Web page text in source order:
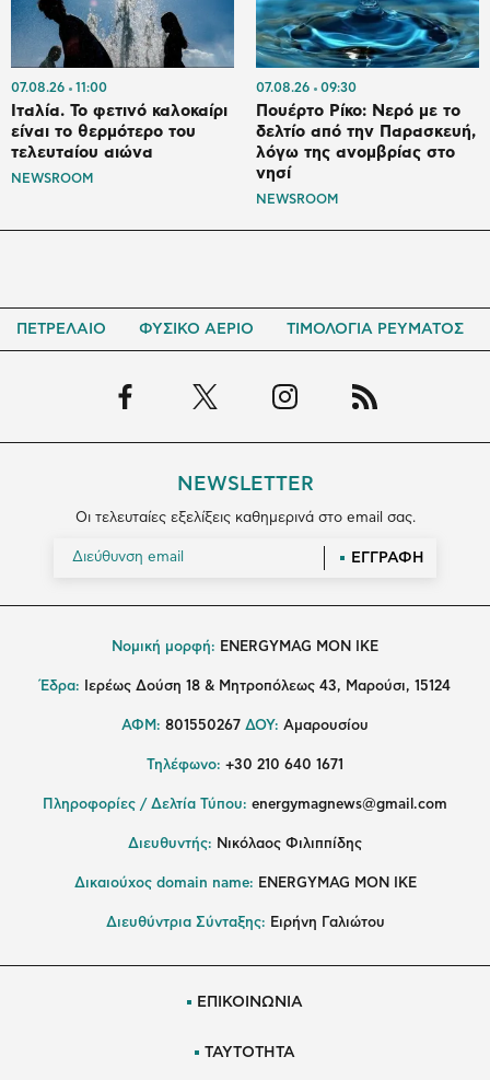
07.08.26 11:00
Ιταλία. To φετινό καλοκαίρι
είναι το θερμότερο του
τελευταίου αιώνα
NEWSROOM
07.08.26 09:30
Πουέρτο Ρίκο: Νερό με το
δελτίο από την Παρασκευή,
λόγω της ανομβρίας στο
νησί
NEWSROOM
ΠΕΤΡΕΛΑΙΟ ΦΥΣΙΚΟ ΑΕΡΙΟ ΤΙΜΟΛΟΓΙΑ ΡΕΥΜΑΤΟΣ
NEWSLETTER
Οι τελευταίες εξελίξεις καθημερινά στο email σας.
ΕΓΓΡΑΦΗ
Νομική μορφή: ENERGYMAG MON IKE
Έδρα: Ιερέως Δούση 18 & Μητροπόλεως 43, Μαρούσι, 15124
ΑΦΜ: 801550267 ΔΟΥ: Αμαρουσίου
Τηλέφωνο: +30 210 640 1671
Πληροφορίες / Δελτία Τύπου: energymagnews@gmail.com
Διευθυντής: Νικόλαος Φιλιππίδης
Δικαιούχος domain name: ENERGYMAG ΜΟΝ ΙΚΕ
Διευθύντρια Σύνταξης: Ειρήνη Γαλιώτου
ΕΠΙΚΟΙΝΩΝΙΑ
ΤΑΥΤΟΤΗΤΑ